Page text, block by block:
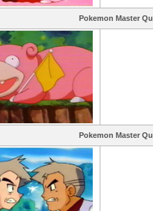
Pokemon Master
Pokemon Master